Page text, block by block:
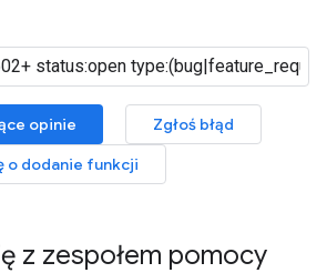
opinie
Zgłoś błąd
o dodanie funkcji
z zespołem pomocy